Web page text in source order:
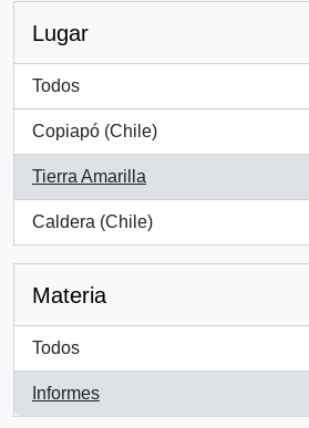
Lugar
Todos
Copiapó (Chile)
, 1 resultados
Tierra Amarilla
, 1 resultados
Caldera (Chile)
, 1 resultados
Materia
Todos
Informes
, 1 resultados